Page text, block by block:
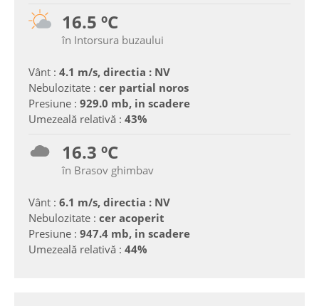
16.5 ºC
în Intorsura buzaului
Vânt : 4.1 m/s, directia : NV
Nebulozitate : cer partial noros
Presiune : 929.0 mb, in scadere
Umezeală relativă : 43%
16.3 ºC
în Brasov ghimbav
Vânt : 6.1 m/s, directia : NV
Nebulozitate : cer acoperit
Presiune : 947.4 mb, in scadere
Umezeală relativă : 44%